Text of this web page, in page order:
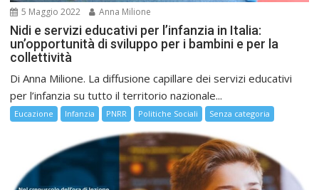
5 Maggio 2022 Anna Milione
Nidi e servizi educativi per l’infanzia in Italia:
un’opportunità di sviluppo per i bambini e per la
collettività
Di Anna Milione. La diffusione capillare dei servizi educativi
per l’infanzia su tutto il territorio nazionale...
Eucazione Infanzia PNRR Politiche Sociali Senza categoria